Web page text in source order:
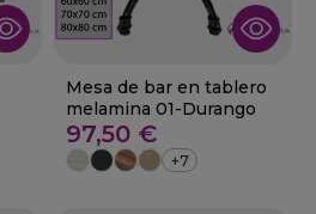
Mesa de bar en tablero
melamina 01-Durango
97,50 €
+7